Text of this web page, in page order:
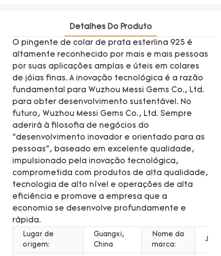
Detalhes Do Produto
O pingente de colar de prata esterlina 925 é
altamente reconhecido por mais e mais pessoas
por suas aplicações amplas e úteis em colares
de jóias finas. A inovação tecnológica é a razão
fundamental para Wuzhou Messi Gems Co., Ltd.
para obter desenvolvimento sustentável. No
futuro, Wuzhou Messi Gems Co., Ltd. Sempre
aderirá à filosofia de negócios do
"desenvolvimento inovador e orientado para as
pessoas", baseado em excelente qualidade,
impulsionado pela inovação tecnológica,
comprometida com produtos de alta qualidade,
tecnologia de alto nível e operações de alta
eficiência e promove a empresa que a
economia se desenvolve profundamente e
rápida.
Lugar de
origem:
Guangxi,
China
Nome da
marca: